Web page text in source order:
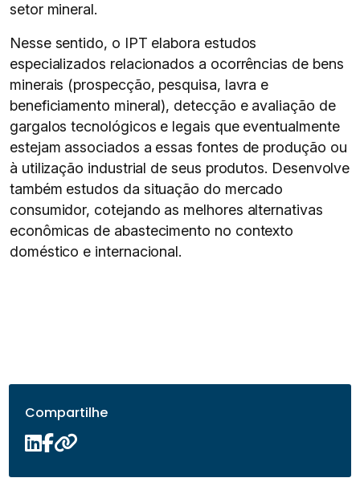
setor mineral.
Nesse sentido, o IPT elabora estudos
especializados relacionados a ocorrências de bens
minerais (prospecção, pesquisa, lavra e
beneficiamento mineral), detecção e avaliação de
gargalos tecnológicos e legais que eventualmente
estejam associados a essas fontes de produção ou
à utilização industrial de seus produtos. Desenvolve
também estudos da situação do mercado
consumidor, cotejando as melhores alternativas
econômicas de abastecimento no contexto
doméstico e internacional.
Compartilhe